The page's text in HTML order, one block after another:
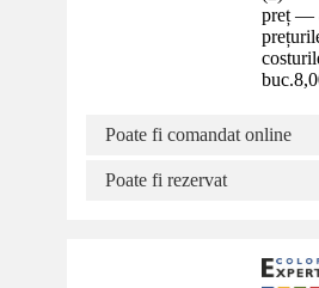
preț —
buc.
Poate fi comandat online
Poate fi rezervat